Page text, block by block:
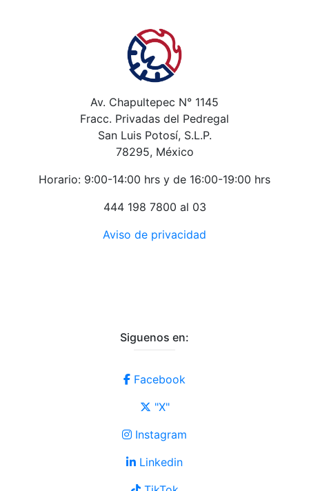
Av. Chapultepec N° 1145
Fracc. Privadas del Pedregal
San Luis Potosí, S.L.P.
78295, México
Horario: 9:00-14:00 hrs y de 16:00-19:00 hrs
444 198 7800 al 03
Aviso de privacidad
Siguenos en:
Facebook
"X"
Instagram
Linkedin